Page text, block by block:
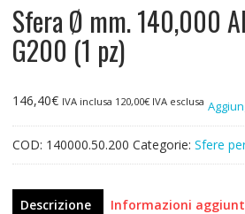
Sfera Ø mm. 140,000
G200 (1 pz)
146,40€ IVA inclusa 120,00€IVA esclusa
COD: 140000.50.200 Categorie: Sfere
Descrizione Informazioni